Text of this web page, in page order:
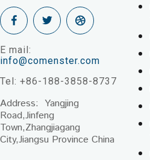
E mail:
info@comenster.com
Tel: +86-188-3858-8737
Address: Yangjing
Road,Jinfeng
Town,Zhangjiagang
City,Jiangsu Province China